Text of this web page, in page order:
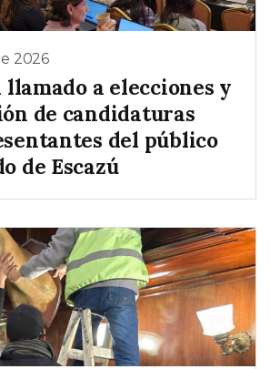
2026
llamado a elecciones y
de candidaturas
del público
de Escazú